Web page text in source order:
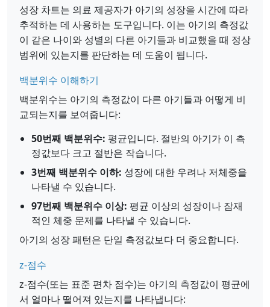
성장 차트는 의료 제공자가 아기의 성장을 시간에 따라
추적하는 데 사용하는 도구입니다. 이는 아기의 측정값
이 같은 나이와 성별의 다른 아기들과 비교했을 때 정상
범위에 있는지를 판단하는 데 도움이 됩니다.
백분위수 이해하기
백분위수는 아기의 측정값이 다른 아기들과 어떻게 비
교되는지를 보여줍니다:
50번째 백분위수: 평균입니다. 절반의 아기가 이 측
정값보다 크고 절반은 작습니다.
3번째 백분위수 이하: 성장에 대한 우려나 저체중을
나타낼 수 있습니다.
97번째 백분위수 이상: 평균 이상의 성장이나 잠재
적인 체중 문제를 나타낼 수 있습니다.
아기의 성장 패턴은 단일 측정값보다 더 중요합니다.
z-점수
z-점수(또는 표준 편차 점수)는 아기의 측정값이 평균에
서 얼마나 떨어져 있는지를 나타냅니다: